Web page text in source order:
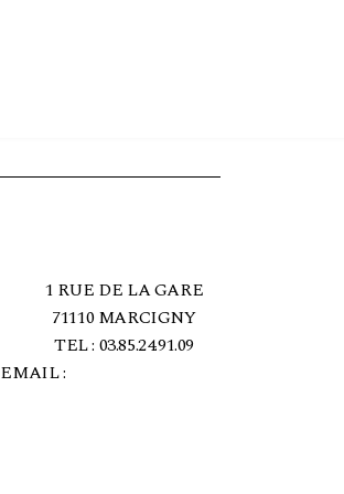
1 RUE DE LA GARE
71110 MARCIGNY
TEL : 03.85.24.91.09
EMAIL :